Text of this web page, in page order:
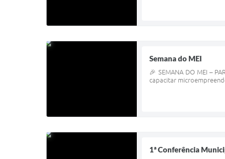
Semana do MEI
🎉 SEMANA DO MEI –
capacitar
1ª Conferência